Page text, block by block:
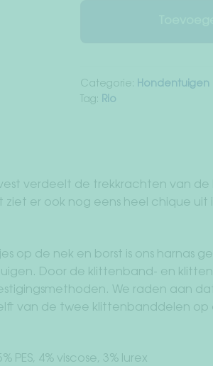
Categorie: Hondentuigen
Tag:
Rio
verdeelt de trekkrachten van de
ziet er ook nog eens heel chique
op de nek en borst is ons harnas
Door de klittenband- en
We raden aan
van de twee klittenbanddelen op
PES, 4% viscose, 3% lurex